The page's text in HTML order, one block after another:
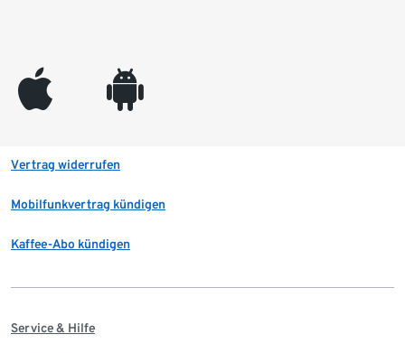
appleinc android
Vertrag widerrufen
Mobilfunkvertrag kündigen
Kaffee-Abo kündigen
Service & Hilfe